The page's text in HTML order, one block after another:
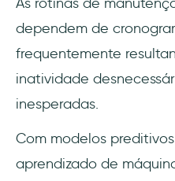
dependem de
frequentemente
inatividade
inesperadas.
Com modelos
aprendizado de